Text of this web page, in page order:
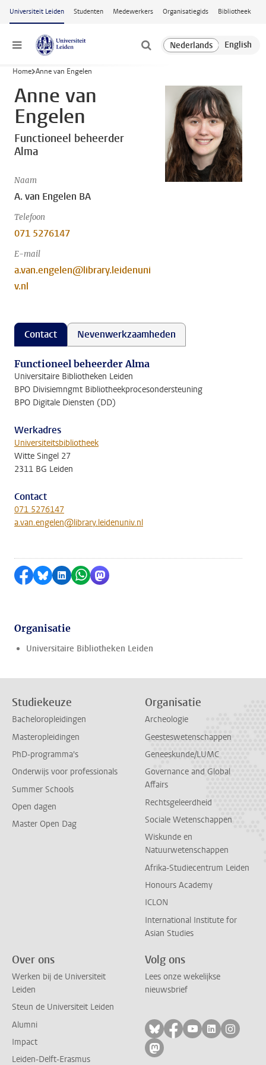
Ga naar hoofdinhoud
Universiteit Leiden Studenten Medewerkers Organisatiegids Bibliotheek
Menu
Home Anne van Engelen
Anne van
Engelen
Functioneel beheerder
Alma
Naam
A. van Engelen BA
Telefoon
071 5276147
E-mail
a.van.engelen@library.leidenuni
v.nl
Contact Nevenwerkzaamheden
Functioneel beheerder Alma
Universitaire Bibliotheken Leiden
BPO Divisiemngmt Bibliotheekprocesondersteuning
BPO Digitale Diensten (DD)
Werkadres
Universiteitsbibliotheek
Witte Singel 27
2311 BG Leiden
Contact
071 5276147
a.van.engelen@library.leidenuniv.nl
Delen op Facebook
Delen via Bluesky
Delen op LinkedIn
Delen via WhatsApp
Delen via Mastodon
Organisatie
Universitaire Bibliotheken Leiden
Studiekeuze
Bacheloropleidingen
Masteropleidingen
PhD-programma's
Onderwijs voor professionals
Summer Schools
Open dagen
Master Open Dag
Organisatie
Archeologie
Geesteswetenschappen
Geneeskunde/LUMC
Governance and Global
Affairs
Rechtsgeleerdheid
Sociale Wetenschappen
Wiskunde en
Natuurwetenschappen
Afrika-Studiecentrum Leiden
Honours Academy
ICLON
International Institute for
Asian Studies
Over ons
Werken bij de Universiteit
Leiden
Steun de Universiteit Leiden
Alumni
Impact
Leiden-Delft-Erasmus
Volg ons
Lees onze wekelijkse
nieuwsbrief
Volg ons op bluesky
Volg ons op
Volg ons op
Volg ons
Volg
Volg ons op mastodon